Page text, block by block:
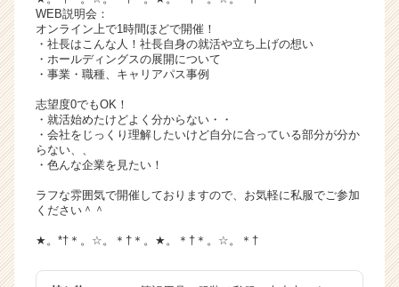
r）
WEB説明会：
オンライン上で1時間ほどで開催！
・社長はこんな人！社長自身の就活や立ち上げの想い
・ホールディングスの展開について
・事業・職種、キャリアパス事例
志望度0でもOK！
・就活始めたけどよく分からない・・
・会社をじっくり理解したいけど自分に合っている部分が分か
らない、、
・色んな企業を見たい！
ラフな雰囲気で開催しておりますので、お気軽に私服でご参加
ください＾＾
★。*†＊。☆。＊†＊。★。＊†＊。☆。＊†